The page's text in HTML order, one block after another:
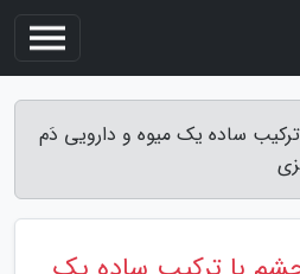
ساده یک میوه و دارویی دَم